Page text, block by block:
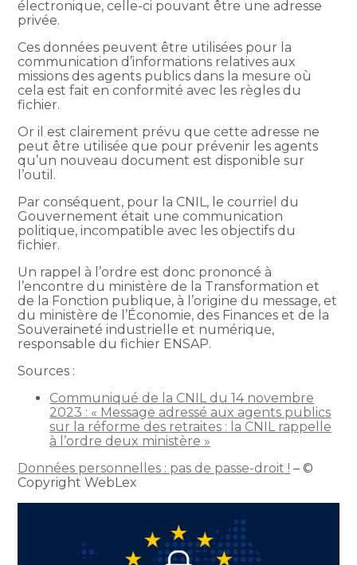
électronique, celle-ci pouvant être une adresse
privée.
Ces données peuvent être utilisées pour la
communication d’informations relatives aux
missions des agents publics dans la mesure où
cela est fait en conformité avec les règles du
fichier.
Or il est clairement prévu que cette adresse ne
peut être utilisée que pour prévenir les agents
qu’un nouveau document est disponible sur
l’outil.
Par conséquent, pour la CNIL, le courriel du
Gouvernement était une communication
politique, incompatible avec les objectifs du
fichier.
Un rappel à l’ordre est donc prononcé à
l’encontre du ministère de la Transformation et
de la Fonction publique, à l’origine du message, et
du ministère de l’Économie, des Finances et de la
Souveraineté industrielle et numérique,
responsable du fichier ENSAP.
Sources :
Communiqué de la CNIL du 14 novembre
2023 : « Message adressé aux agents publics
sur la réforme des retraites : la CNIL rappelle
à l’ordre deux ministère »
Données personnelles : pas de passe-droit ! – ©
Copyright WebLex